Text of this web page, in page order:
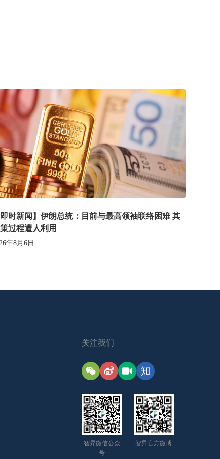
即时新闻】伊朗总统：目前与最高领袖联络困难 其
过程遭人利用
年8月6日
关注我们
智昇微信公众
号
智昇官方微博